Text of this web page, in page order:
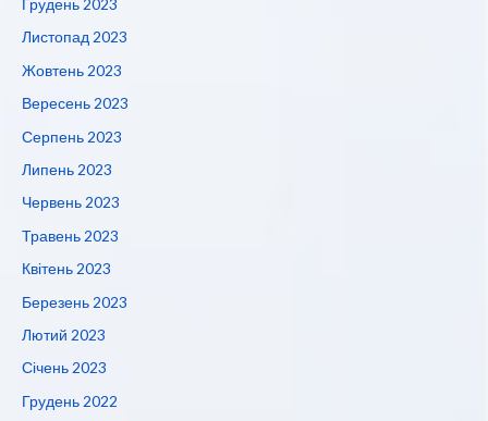
Грудень 2023
Листопад 2023
Жовтень 2023
Вересень 2023
Серпень 2023
Липень 2023
Червень 2023
Травень 2023
Квітень 2023
Березень 2023
Лютий 2023
Січень 2023
Грудень 2022